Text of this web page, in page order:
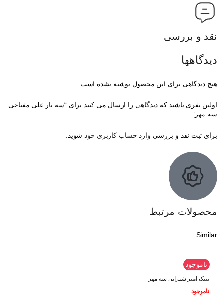
نقد و بررسی
دیدگاهها
هیچ دیدگاهی برای این محصول نوشته نشده است.
اولین نفری باشید که دیدگاهی را ارسال می کنید برای “سه تار علی مفتاحی
سه مهر”
برای ثبت نقد و بررسی وارد حساب کاربری خود شوید.
محصولات مرتبط
Similar
ناموجود
تنبک امیر شیرانی سه مهر
ناموجود